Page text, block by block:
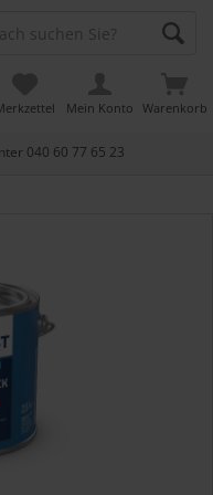
040 60 77 65 23
Warenkorb
Mein Konto